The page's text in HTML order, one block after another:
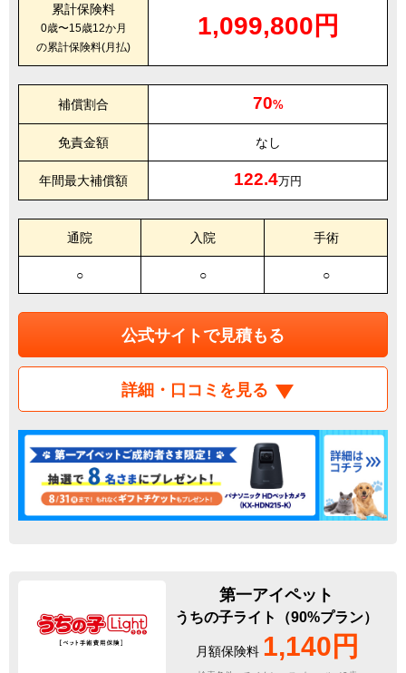
累計保険料
0歳〜15歳12か月
の累計保険料(月払)
1,099,800円
補償割合 70%
免責金額 なし
年間最大補償額 122.4万円
通院 入院 手術
○ ○ ○
公式サイトで見積もる
詳細・口コミを見る
第一アイペット
うちの子ライト（90%プラン）
月額保険料 1,140円